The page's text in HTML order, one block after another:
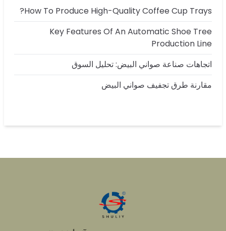
How To Produce High-Quality Coffee Cup Trays?
Key Features Of An Automatic Shoe Tree
Production Line
اتجاهات صناعة صواني البيض: تحليل السوق
مقارنة طرق تجفيف صواني البيض